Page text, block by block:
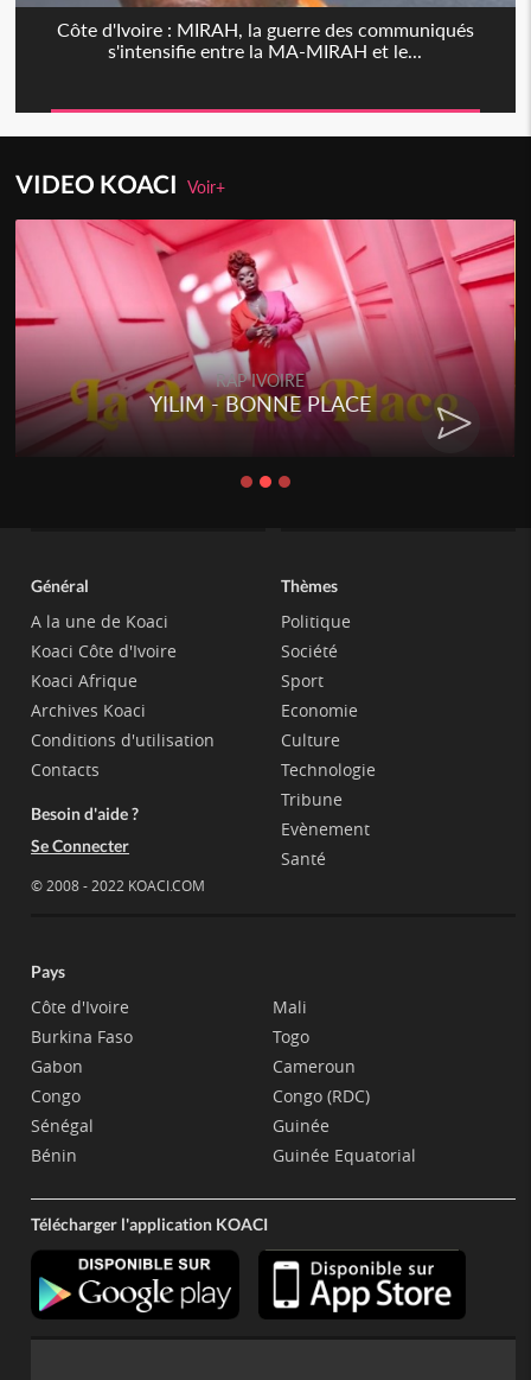
Côte d'Ivoire : MIRAH, la guerre des communiqués
s'intensifie entre la MA-MIRAH et le...
VIDEO KOACIVoir+
RAP IVOIRE
YILIM - BONNE PLACE
Général
A la une de Koaci
Koaci Côte d'Ivoire
Koaci Afrique
Archives Koaci
Conditions d'utilisation
Contacts
Besoin d'aide ?
Se Connecter
© 2008 - 2022 KOACI.COM
Thèmes
Politique
Société
Sport
Economie
Culture
Technologie
Tribune
Evènement
Santé
Pays
Côte d'Ivoire
Burkina Faso
Gabon
Congo
Sénégal
Bénin
Mali
Togo
Cameroun
Congo (RDC)
Guinée
Guinée Equatorial
Télécharger l'application KOACI